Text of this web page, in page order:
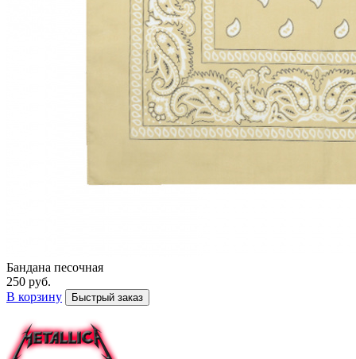
Бандана песочная
250 руб.
В корзину
Быстрый заказ